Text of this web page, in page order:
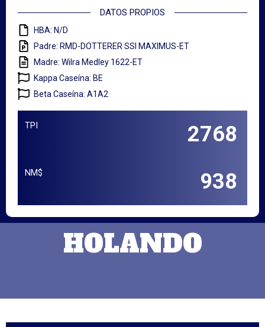
DATOS PROPIOS
HBA: N/D
Padre: RMD-DOTTERER SSI MAXIMUS-ET
Madre: Wilra Medley 1622-ET
Kappa Caseína: BE
Beta Caseína: A1A2
TPI 2768
NM$ 938
HOLANDO